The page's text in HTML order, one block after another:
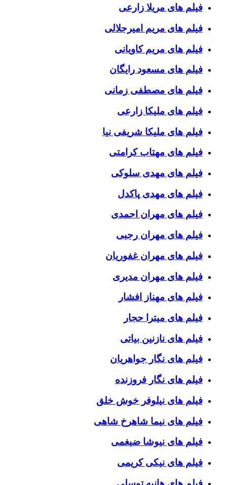
فیلم های مریلا زارعی
فیلم های مریم امیرجلالی
فیلم های مریم کاویانی
فیلم های مسعود رایگان
فیلم های مصطفی زمانی
فیلم های ملیکا زارعی
فیلم های ملیکا شریفی نیا
فیلم های مهتاب کرامتی
فیلم های مهدی سلوکی
فیلم های مهدی پاکدل
فیلم های مهران احمدی
فیلم های مهران رجبی
فیلم های مهران غفوریان
فیلم های مهران مدیری
فیلم های مهناز افشار
فیلم های میترا حجار
فیلم های نازنین بیاتی
فیلم های نگار جواهریان
فیلم های نگار فروزنده
فیلم های نیلوفر خوش خلق
فیلم های نیما شاهرخ شاهی
فیلم های نیوشا ضیغمی
فیلم های نیکی کریمی